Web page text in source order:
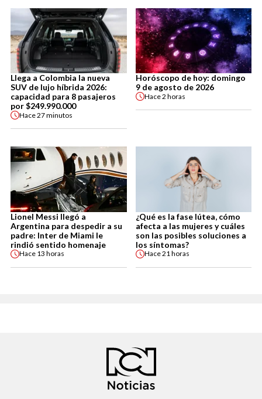
Llega a Colombia la nueva
SUV de lujo híbrida 2026:
capacidad para 8 pasajeros
por $249.990.000
Hace27 minutos
Horóscopo de hoy: domingo
9 de agosto de 2026
Hace2 horas
Lionel Messi llegó a
Argentina para despedir a su
padre: Inter de Miami le
rindió sentido homenaje
Hace 13 horas
¿Qué es la fase lútea, cómo
afecta a las mujeres y cuáles
son las posibles soluciones a
los síntomas?
Hace21 horas